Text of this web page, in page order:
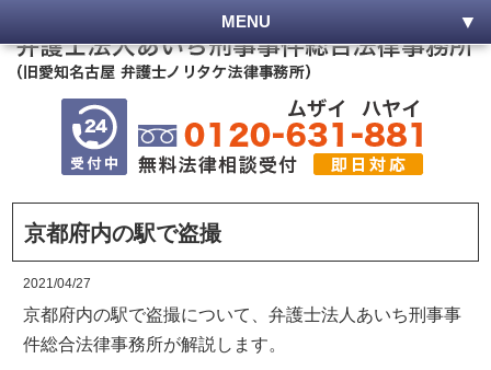
MENU
京都府内の駅で盗撮
2021/04/27
京都府内の駅で盗撮について、弁護士法人あいち刑事事
件総合法律事務所が解説します。